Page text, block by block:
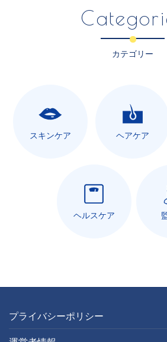
カテゴリー
スキンケア ヘアケア
ヘルスケア
プライバシーポリシー